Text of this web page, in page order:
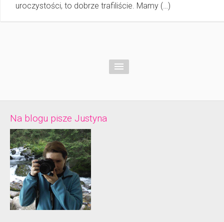
uroczystości, to dobrze trafiliście. Mamy (…)
Na blogu pisze Justyna